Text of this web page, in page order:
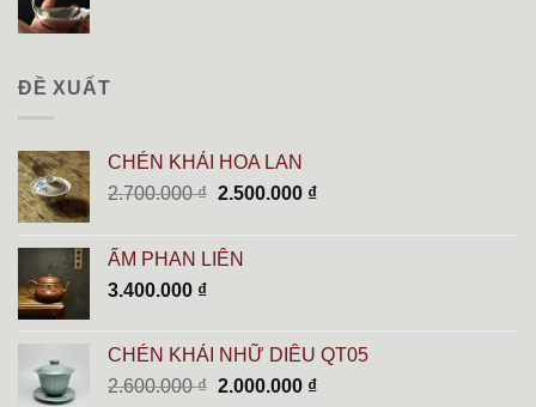
ĐỀ XUẤT
CHÉN KHẢI HOA LAN
2.700.000₫ Giá
2.700.000 ₫.
2.500.000 ₫Giá
ẤM PHAN LIÊN
3.400.000 ₫
CHÉN KHẢI NHỮ DIÊU QT05
2.600.000₫ Giá
2.000.000 ₫Giá